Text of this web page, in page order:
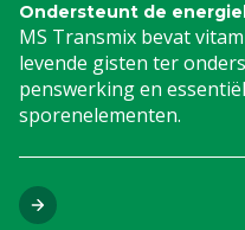
Ondersteunt de
MS Transmix bevat
levende gisten ter
penswerking en
sporenelementen.